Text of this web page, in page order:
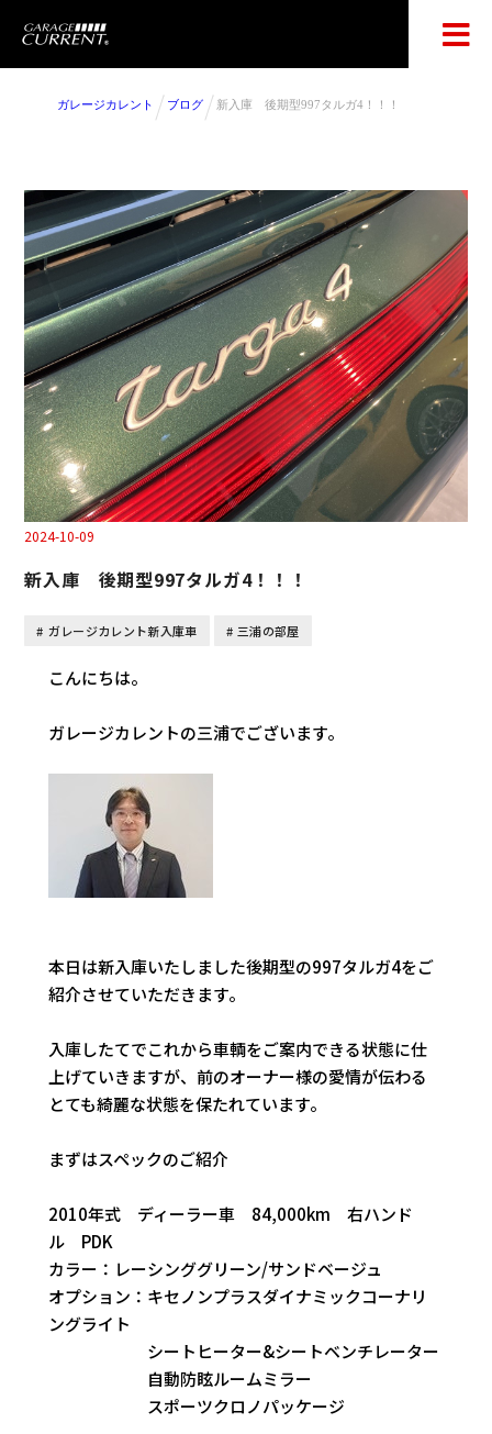
ガレージカレント ブログ 新入庫 後期型997タルガ4！！！
2024-10-09
新入庫 後期型997タルガ4！！！
ガレージカレント新入庫車 三浦の部屋
こんにちは。
ガレージカレントの三浦でございます。
本日は新入庫いたしました後期型の997タルガ4をご
紹介させていただきます。
入庫したてでこれから車輌をご案内できる状態に仕
上げていきますが、前のオーナー様の愛情が伝わる
とても綺麗な状態を保たれています。
まずはスペックのご紹介
2010年式 ディーラー車 84,000km 右ハンド
ル PDK
カラー：レーシンググリーン/サンドベージュ
オプション：キセノンプラスダイナミックコーナリ
ングライト
シートヒーター&シートベンチレーター
自動防眩ルームミラー
スポーツクロノパッケージ